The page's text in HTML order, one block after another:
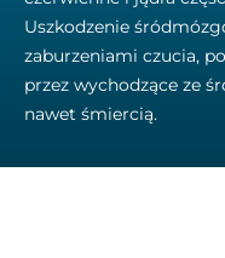
Uszkodzenie
zaburzeniami czucia,
przez wychodzące ze
nawet śmiercią.